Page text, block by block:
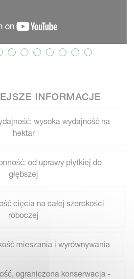
INFORMACJE
wysoka wydajność na
hektar
od uprawy płytkiej do
głębszej
cięcia na całej szerokości
roboczej
mieszania i wyrównywania
ograniczona konserwacja -